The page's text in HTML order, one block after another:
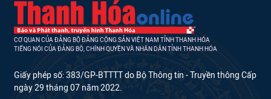
CƠ QUAN CỦA ĐẢNG BỘ ĐẢNG CỘNG SẢN VIỆT NAM TỈNH THANH HÓA
TIẾNG NÓI CỦA ĐẢNG BỘ, CHÍNH QUYỀN VÀ NHÂN DÂN TỈNH THANH HÓA
Giấy phép số: 383/GP-BTTTT do Bộ Thông tin - Truyền thông Cấp
ngày 29 tháng 07 năm 2022.